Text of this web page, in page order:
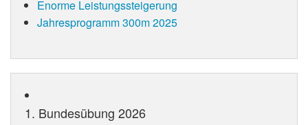
Enorme Leistungssteigerung
Jahresprogramm 300m 2025
1. Bundesübung 2026